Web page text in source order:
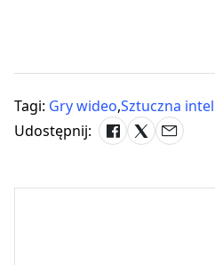
Tagi: Gry wideo,Sztuczna
Udostępnij: